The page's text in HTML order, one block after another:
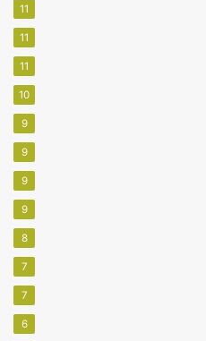
11
11
11
10
9
9
9
9
8
7
7
6